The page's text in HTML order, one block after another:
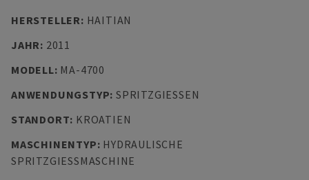
HERSTELLER: HAITIAN
JAHR: 2011
MODELL: MA-4700
ANWENDUNGSTYP: SPRITZGIESSEN
STANDORT: KROATIEN
MASCHINENTYP: HYDRAULISCHE
SPRITZGIESSMASCHINE